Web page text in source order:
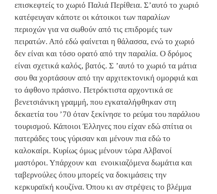
επισκεφτείς το χωριό Παλιά Περίθεια. Σ’αυτό το χωριό
κατέφευγαν κάποτε οι κάτοικοι των παραλίων
περιοχών για να σωθούν από τις επιδρομές των
πειρατών. Από εδώ φαίνεται η θάλασσα, ενώ το χωριό
δεν είναι και τόσο ορατό από την παραλία. Ο δρόμος
είναι σχετικά καλός, βατός. Σ ’αυτό το χωριό τα μάτια
σου θα χορτάσουν από την αρχιτεκτονική ομορφιά και
το άφθονο πράσινο. Πετρόκτιστα αρχοντικά σε
βενετσιάνικη γραμμή, που εγκαταλήφθηκαν στη
δεκαετία του ’70 όταν ξεκίνησε το ρεύμα του παράλιου
τουρισμού. Κάποιοι Έλληνες που είχαν εδώ σπίτια οι
πατεράδες τους γύρισαν και μένουν πια εδώ το
καλοκαίρι. Κυρίως όμως μένουν τώρα Αλβανοί
μαστόροι. Υπάρχουν και ενοικιαζόμενα δωμάτια και
ταβερνούλες όπου μπορείς να δοκιμάσεις την
κερκυραϊκή κουζίνα. Όπου κι αν στρέψεις το βλέμμα